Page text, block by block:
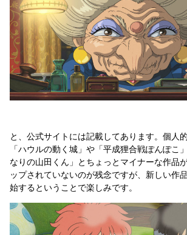
と、公式サイトには記載してあります。個人
「ハウルの動く城」や「平成狸合戦ぽんぽこ
なりの山田くん」とちょっとマイナーな作品
ップされていないのが残念ですが、新しい作
始するということで楽しみです。